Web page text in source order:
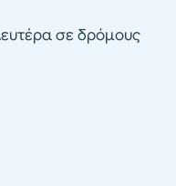
σε δρόμους